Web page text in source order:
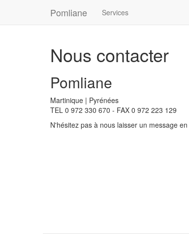
contenu
Pomliane Services
Nous contacter
Pomliane
Martinique | Pyrénées
TEL 0 972 330 670 - FAX 0 972 223 129
N'hésitez pas à nous laisser un message